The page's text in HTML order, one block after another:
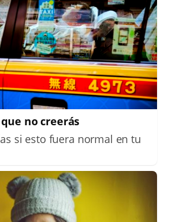
no creerás
si esto fuera normal en tu